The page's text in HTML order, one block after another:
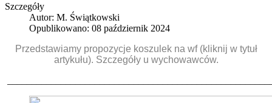
Szczegóły
Autor: M. Świątkowski
Opublikowano: 08 październik 2024
Przedstawiamy propozycje koszulek na wf (kliknij w tytuł
artykułu). Szczegóły u wychowawców.